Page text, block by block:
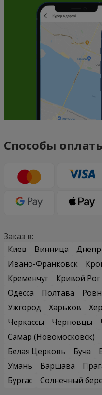
Способы
Заказ в:
Киев
Винница Днепр
Ивано-Франковск
Кременчуг
Кривой Рог
Одесса
Полтава
Ужгород
Харьков
Черкассы
Черновцы
Самар (Новомосковск)
Белая Церковь
Буча
Умань
Варшава
Бургас
Солнечный